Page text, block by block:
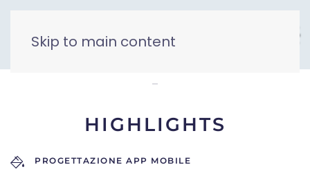
Skip to main content
HIGHLIGHTS
PROGETTAZIONE APP MOBILE